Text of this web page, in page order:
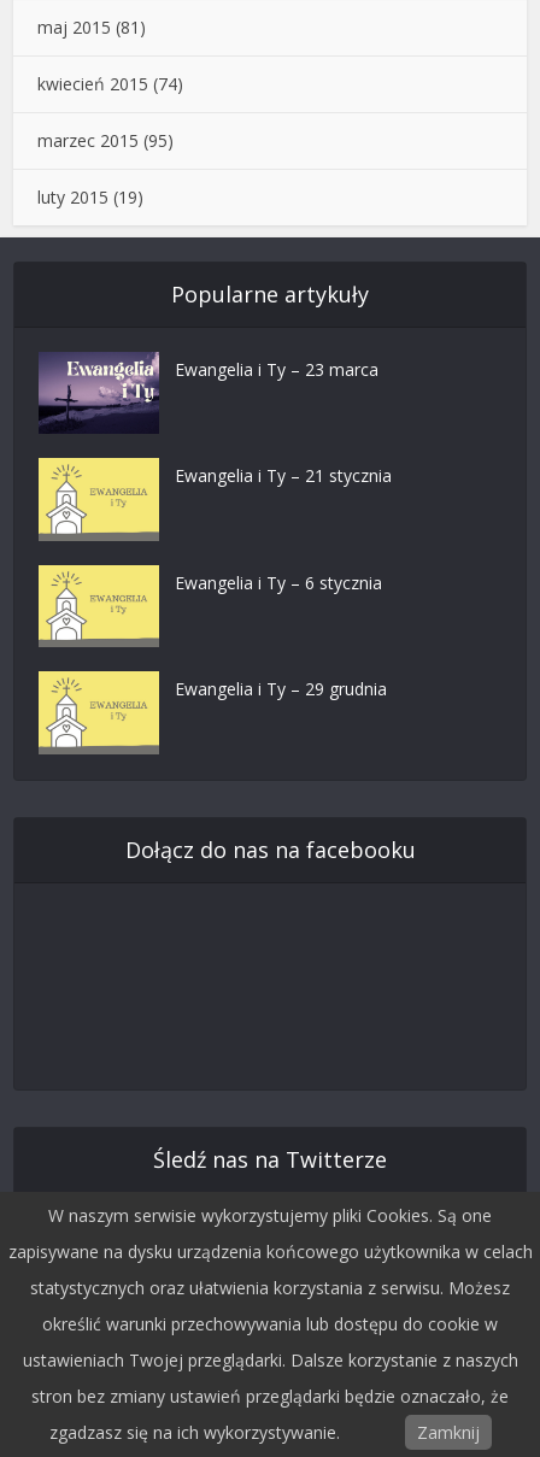
maj 2015 (81)
kwiecień 2015 (74)
marzec 2015 (95)
luty 2015 (19)
Popularne artykuły
Ewangelia i Ty – 23 marca
Ewangelia i Ty – 21 stycznia
Ewangelia i Ty – 6 stycznia
Ewangelia i Ty – 29 grudnia
Dołącz do nas na facebooku
Śledź nas na Twitterze
Copyright © 2015 by Dobra Fala.
W naszym serwisie wykorzystujemy pliki Cookies. Są one
zapisywane na dysku urządzenia końcowego użytkownika w celach
statystycznych oraz ułatwienia korzystania z serwisu. Możesz
określić warunki przechowywania lub dostępu do cookie w
ustawieniach Twojej przeglądarki. Dalsze korzystanie z naszych
stron bez zmiany ustawień przeglądarki będzie oznaczało, że
zgadzasz się na ich wykorzystywanie.
Zamknij